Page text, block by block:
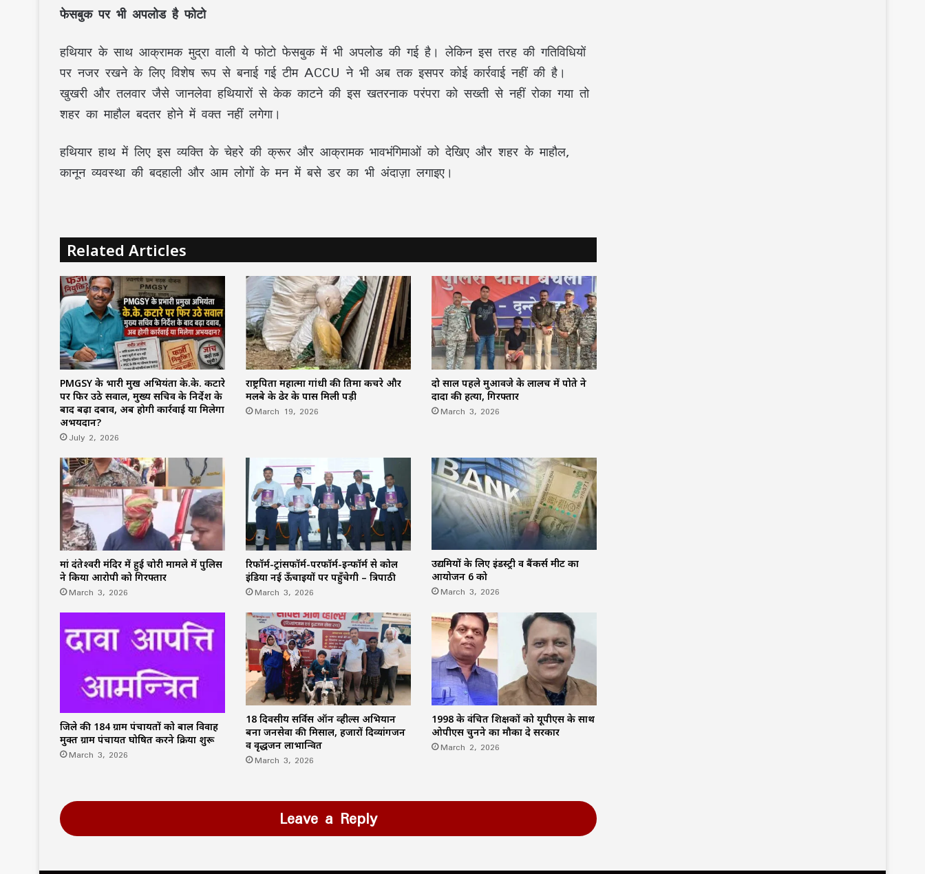
फेसबुक पर भी अपलोड है फोटो
हथियार के साथ आक्रामक मुद्रा वाली ये फोटो फेसबुक में भी अपलोड की गई है। लेकिन इस तरह की गतिविधियों
पर नजर रखने के लिए विशेष रूप से बनाई गई टीम ACCU ने भी अब तक इसपर कोई कार्रवाई नहीं की है।
खुखरी और तलवार जैसे जानलेवा हथियारों से केक काटने की इस खतरनाक परंपरा को सख्ती से नहीं रोका गया तो
शहर का माहौल बदतर होने में वक्त नहीं लगेगा।
हथियार हाथ में लिए इस व्यक्ति के चेहरे की क्रूर और आक्रामक भावभंगिमाओं को देखिए और शहर के माहौल,
कानून व्यवस्था की बदहाली और आम लोगों के मन में बसे डर का भी अंदाज़ा लगाइए।
Related Articles
PMGSY के प्रभारी प्रमुख अभियंता के.के. कटारे
पर फिर उठे सवाल, मुख्य सचिव के निर्देश के
बाद बढ़ा दबाव, अब होगी कार्रवाई या मिलेगा
अभयदान?
July 2, 2026
राष्ट्रपिता महात्मा गांधी की प्रतिमा कचरे और
मलबे के ढेर के पास मिली पड़ी
March 19, 2026
दो साल पहले मुआवजे के लालच में पोते ने
दादा की हत्या, गिरफ्तार
March 3, 2026
मां दंतेश्वरी मंदिर में हुई चोरी मामले में पुलिस
ने किया आरोपी को गिरफ्तार
March 3, 2026
रिफॉर्म-ट्रांसफॉर्म-परफॉर्म-इन्फॉर्म से कोल
इंडिया नई ऊँचाइयों पर पहुँचेगी – त्रिपाठी
March 3, 2026
उद्यमियों के लिए इंडस्ट्री व बैंकर्स मीट का
आयोजन 6 को
March 3, 2026
जिले की 184 ग्राम पंचायतों को बाल विवाह
मुक्त ग्राम पंचायत घोषित करने प्रक्रिया शुरू
March 3, 2026
18 दिवसीय सर्विस ऑन व्हील्स अभियान
बना जनसेवा की मिसाल, हजारों दिव्यांगजन
व वृद्धजन लाभान्वित
March 3, 2026
1998 के वंचित शिक्षकों को यूपीएस के साथ
ओपीएस चुनने का मौका दे सरकार
March 2, 2026
Leave a Reply